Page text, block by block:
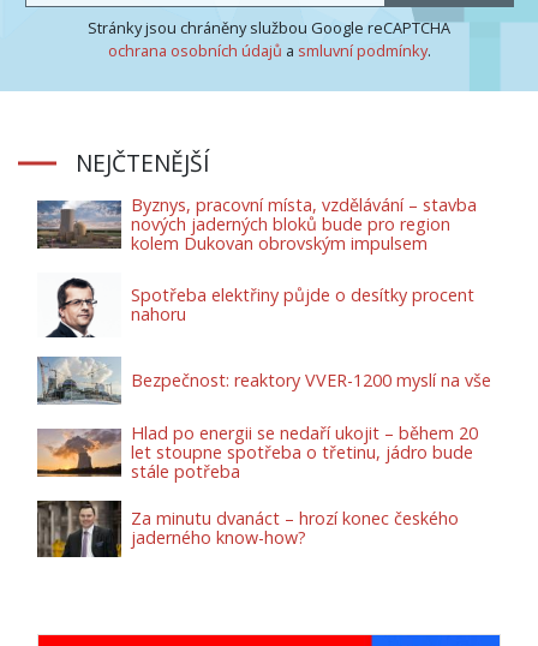
Stránky jsou chráněny službou Google reCAPTCHA
ochrana osobních údajů a smluvní podmínky.
NEJČTENĚJŠÍ
Byznys, pracovní místa, vzdělávání – stavba
nových jaderných bloků bude pro region
kolem Dukovan obrovským impulsem
Spotřeba elektřiny půjde o desítky procent
nahoru
Bezpečnost: reaktory VVER-1200 myslí na vše
Hlad po energii se nedaří ukojit – během 20
let stoupne spotřeba o třetinu, jádro bude
stále potřeba
Za minutu dvanáct – hrozí konec českého
jaderného know-how?